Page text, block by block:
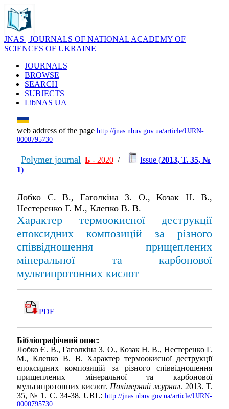
JNAS | JOURNALS OF NATIONAL ACADEMY OF
SCIENCES OF UKRAINE
JOURNALS
BROWSE
SEARCH
SUBJECTS
LibNAS UA
web address of the page http://jnas.nbuv.gov.ua/article/UJRN-
0000795730
Polymer journal Б - 2020 / Issue (2013, Т. 35, №
1)
Лобко Є. В., Гаголкіна З. О., Козак Н. В.,
Нестеренко Г. М., Клепко В. В.
Характер термоокисної деструкції
епоксидних композицій за різного
співвідношення прищеплених
мінеральної та карбонової
мультипротонних кислот
PDF
Бібліографічний опис:
Лобко Є. В., Гаголкіна З. О., Козак Н. В., Нестеренко Г.
М., Клепко В. В. Характер термоокисної деструкції
епоксидних композицій за різного співвідношення
прищеплених мінеральної та карбонової
мультипротонних кислот. Полімерний журнал. 2013. Т.
35, № 1. С. 34-38. URL: http://jnas.nbuv.gov.ua/article/UJRN-
0000795730